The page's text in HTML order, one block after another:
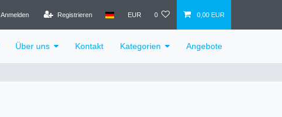
Anmelden Registrieren EUR 0 0,00 EUR
Über uns Kontakt Kategorien Angebote